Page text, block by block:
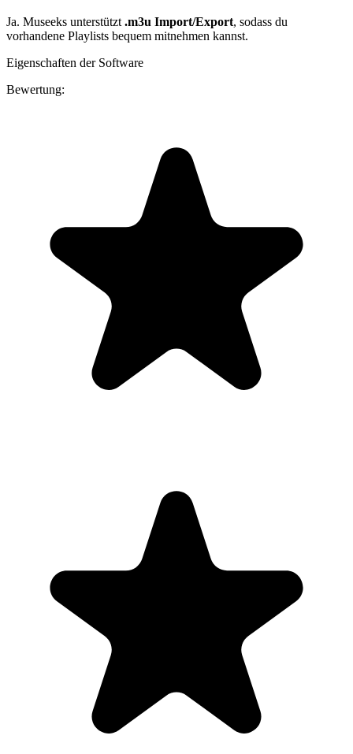
Ja. Museeks unterstützt.m3u Import/Export, sodass du
vorhandene Playlists bequem mitnehmen kannst.
Eigenschaften der Software
Bewertung: